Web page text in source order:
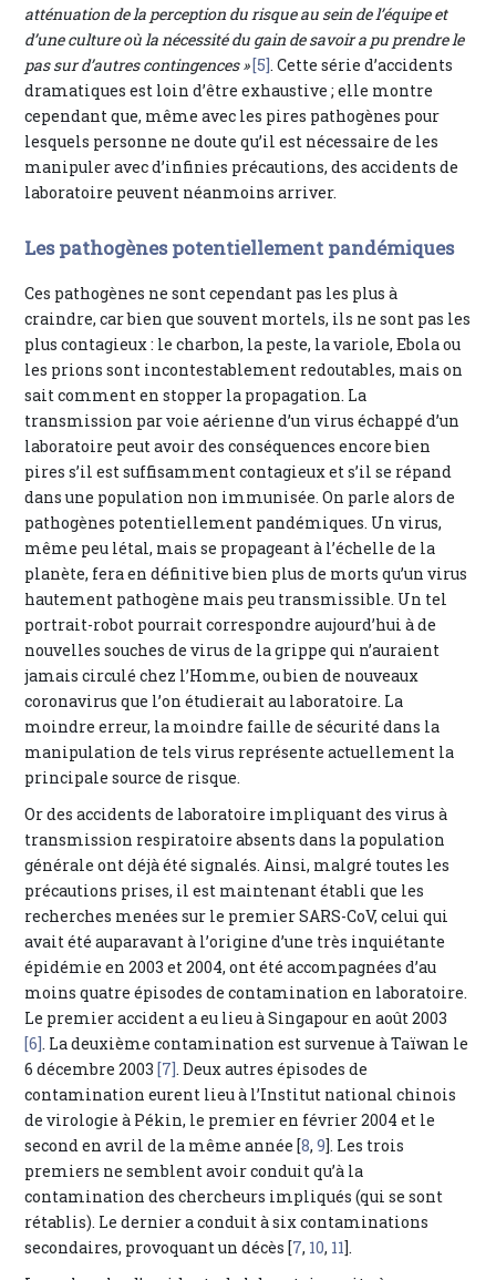
atténuation de la perception du risque au sein de l’équipe et
d’une culture où la nécessité du gain de savoir a pu prendre le
pas sur d’autres contingences »[5]. Cette série d’accidents
dramatiques est loin d’être exhaustive ; elle montre
cependant que, même avec les pires pathogènes pour
lesquels personne ne doute qu’il est nécessaire de les
manipuler avec d’infinies précautions, des accidents de
laboratoire peuvent néanmoins arriver.
Les pathogènes potentiellement pandémiques
Ces pathogènes ne sont cependant pas les plus à
craindre, car bien que souvent mortels, ils ne sont pas les
plus contagieux : le charbon, la peste, la variole, Ebola ou
les prions sont incontestablement redoutables, mais on
sait comment en stopper la propagation. La
transmission par voie aérienne d’un virus échappé d’un
laboratoire peut avoir des conséquences encore bien
pires s’il est suffisamment contagieux et s’il se répand
dans une population non immunisée. On parle alors de
pathogènes potentiellement pandémiques. Un virus,
même peu létal, mais se propageant à l’échelle de la
planète, fera en définitive bien plus de morts qu’un virus
hautement pathogène mais peu transmissible. Un tel
portrait-robot pourrait correspondre aujourd’hui à de
nouvelles souches de virus de la grippe qui n’auraient
jamais circulé chez l’Homme, ou bien de nouveaux
coronavirus que l’on étudierait au laboratoire. La
moindre erreur, la moindre faille de sécurité dans la
manipulation de tels virus représente actuellement la
principale source de risque.
Or des accidents de laboratoire impliquant des virus à
transmission respiratoire absents dans la population
générale ont déjà été signalés. Ainsi, malgré toutes les
précautions prises, il est maintenant établi que les
recherches menées sur le premier SARS-CoV, celui qui
avait été auparavant à l’origine d’une très inquiétante
épidémie en 2003 et 2004, ont été accompagnées d’au
moins quatre épisodes de contamination en laboratoire.
Le premier accident a eu lieu à Singapour en août 2003
[6]. La deuxième contamination est survenue à Taïwan le
6 décembre 2003[7]. Deux autres épisodes de
contamination eurent lieu à l’Institut national chinois
de virologie à Pékin, le premier en février 2004 et le
second en avril de la même année [8,9]. Les trois
premiers ne semblent avoir conduit qu’à la
contamination des chercheurs impliqués (qui se sont
rétablis). Le dernier a conduit à six contaminations
secondaires, provoquant un décès [7, 10, 11].